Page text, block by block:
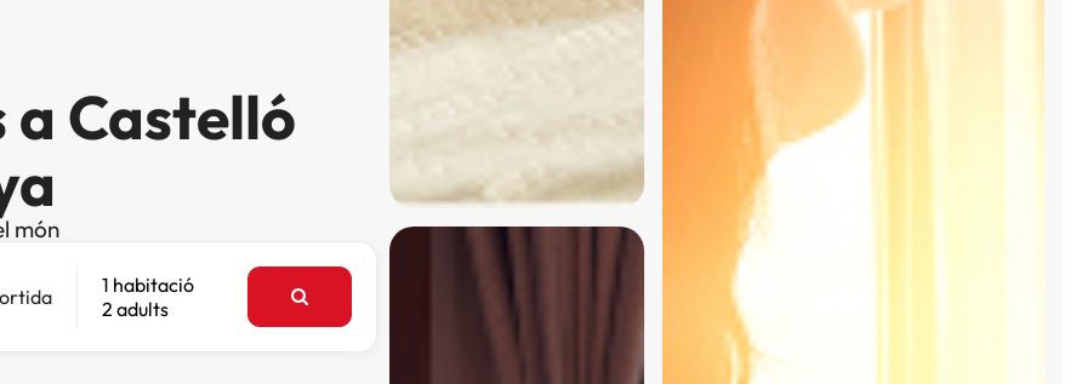
a Castelló
món
1 habitació
2 adults